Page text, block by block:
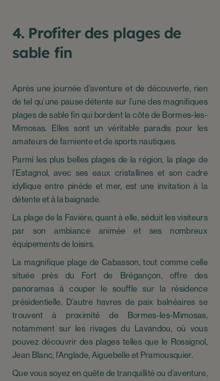
4. Profiter des plages de
sable fin
Après une journée d’aventure et de découverte, rien
de tel qu’une pause détente sur l’une des magnifiques
plages de sable fin qui bordent la côte de Bormes-les-
Mimosas. Elles sont un véritable paradis pour les
amateurs de farniente et de sports nautiques.
Parmi les plus belles plages de la région, la plage de
l’Estagnol, avec ses eaux cristallines et son cadre
idyllique entre pinède et mer, est une invitation à la
détente et à la baignade.
La plage de la Favière, quant à elle, séduit les visiteurs
par son ambiance animée et ses nombreux
équipements de loisirs.
La magnifique plage de Cabasson, tout comme celle
située près du Fort de Brégançon, offre des
panoramas à couper le souffle sur la résidence
présidentielle. D’autre havres de paix balnéaires se
trouvent à proximité de Bormes-les-Mimosas,
notamment sur les rivages du Lavandou, où vous
pouvez découvrir des plages telles que le Rossignol,
Jean Blanc, l’Anglade, Aiguebelle et Pramousquier.
Que vous soyez en quête de tranquillité ou d’aventure,